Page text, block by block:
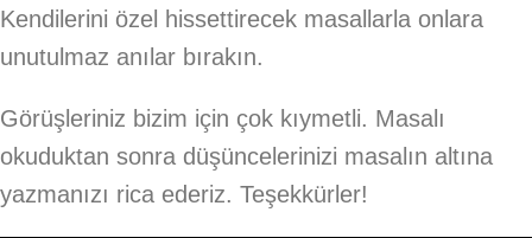
Kendilerini özel hissettirecek masallarla onlara
unutulmaz anılar bırakın.
Görüşleriniz bizim için çok kıymetli. Masalı
okuduktan sonra düşüncelerinizi masalın altına
yazmanızı rica ederiz. Teşekkürler!